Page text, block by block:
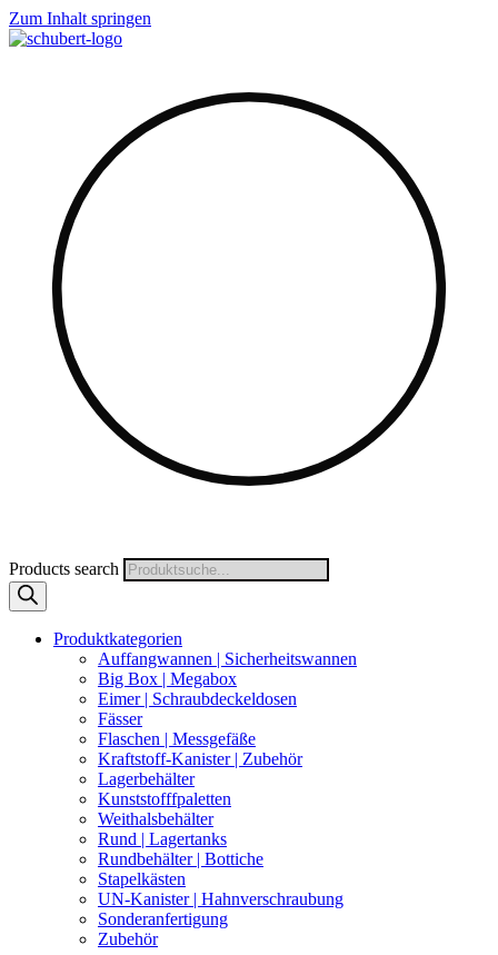
Zum Inhalt springen
Products search
Produktkategorien
Auffangwannen | Sicherheitswannen
Big Box | Megabox
Eimer | Schraubdeckeldosen
Fässer
Flaschen | Messgefäße
Kraftstoff-Kanister | Zubehör
Lagerbehälter
Kunststofffpaletten
Weithalsbehälter
Rund | Lagertanks
Rundbehälter | Bottiche
Stapelkästen
UN-Kanister | Hahnverschraubung
Sonderanfertigung
Zubehör